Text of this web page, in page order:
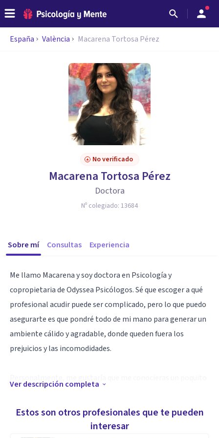
España València Macarena Tortosa Pérez
No verificado
Macarena Tortosa Pérez
Doctora
Nº colegiado: 13684
Sobre mí Consultas Experiencia
Me llamo Macarena y soy doctora en Psicología y
copropietaria de Odyssea Psicólogos. Sé que escoger a qué
profesional acudir puede ser complicado, pero lo que puedo
asegurarte es que pondré todo de mi mano para generar un
ambiente cálido y agradable, donde queden fuera los
prejuicios y las incomodidades.
psicología, psicóloga general sanitaria y forense, miembro
del Listado Oficial de Peritos Forenses del Colegio Oficial de
Ver descripción completa
Estos son otros profesionales que te pueden
interesar